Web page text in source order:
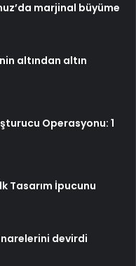
marjinal büyüme
altından altın
Operasyonu: 1
Tasarım İpucunu
devirdi